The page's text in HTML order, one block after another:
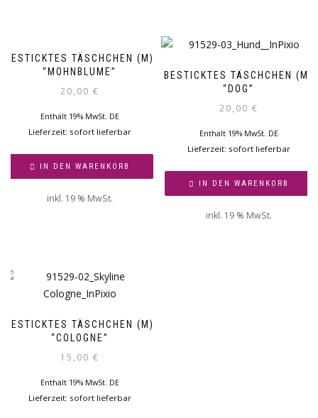
BESTICKTES TÄSCHCHEN (M)
“MOHNBLUME”
20,00 €
Enthält 19% MwSt. DE
Lieferzeit: sofort lieferbar
IN DEN WARENKORB
inkl. 19 % MwSt.
BESTICKTES TÄSCHCHEN (M)
“DOG”
20,00 €
Enthält 19% MwSt. DE
Lieferzeit: sofort lieferbar
IN DEN WARENKORB
inkl. 19 % MwSt.
BESTICKTES TÄSCHCHEN (M)
“COLOGNE”
15,00 €
Enthält 19% MwSt. DE
Lieferzeit: sofort lieferbar